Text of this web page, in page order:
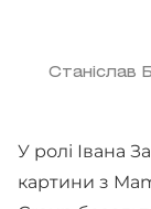
Станіслав
У ролі Івана
картини з